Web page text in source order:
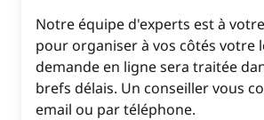
Notre équipe d'experts est à
pour organiser à vos côtés votre
demande en ligne sera traitée
brefs délais. Un conseiller vous
email ou par téléphone.